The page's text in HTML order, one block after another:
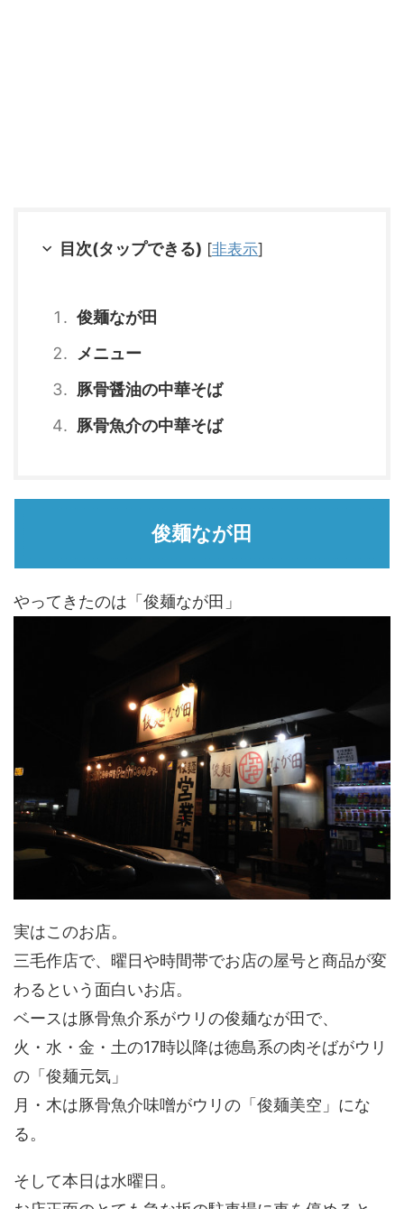
目次(タップできる) [非表示]
俊麺なが田
メニュー
豚骨醤油の中華そば
豚骨魚介の中華そば
俊麺なが田
やってきたのは「俊麺なが田」
実はこのお店。
三毛作店で、曜日や時間帯でお店の屋号と商品が変
わるという面白いお店。
ベースは豚骨魚介系がウリの俊麺なが田で、
火・水・金・土の17時以降は徳島系の肉そばがウリ
の「俊麺元気」
月・木は豚骨魚介味噌がウリの「俊麺美空」にな
る。
そして本日は水曜日。